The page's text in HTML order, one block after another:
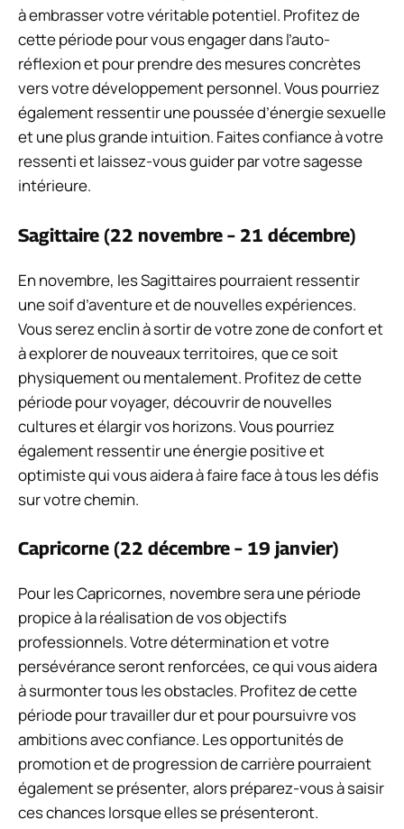
à embrasser votre véritable potentiel. Profitez de
cette période pour vous engager dans l’auto-
réflexion et pour prendre des mesures concrètes
vers votre développement personnel. Vous pourriez
également ressentir une poussée d’énergie sexuelle
et une plus grande intuition. Faites confiance à votre
ressenti et laissez-vous guider par votre sagesse
intérieure.
Sagittaire (22 novembre – 21 décembre)
En novembre, les Sagittaires pourraient ressentir
une soif d’aventure et de nouvelles expériences.
Vous serez enclin à sortir de votre zone de confort et
à explorer de nouveaux territoires, que ce soit
physiquement ou mentalement. Profitez de cette
période pour voyager, découvrir de nouvelles
cultures et élargir vos horizons. Vous pourriez
également ressentir une énergie positive et
optimiste qui vous aidera à faire face à tous les défis
sur votre chemin.
Capricorne (22 décembre – 19 janvier)
Pour les Capricornes, novembre sera une période
propice à la réalisation de vos objectifs
professionnels. Votre détermination et votre
persévérance seront renforcées, ce qui vous aidera
à surmonter tous les obstacles. Profitez de cette
période pour travailler dur et pour poursuivre vos
ambitions avec confiance. Les opportunités de
promotion et de progression de carrière pourraient
également se présenter, alors préparez-vous à saisir
ces chances lorsque elles se présenteront.